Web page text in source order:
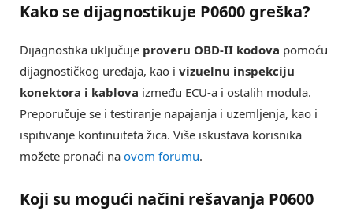
Kako se dijagnostikuje P0600 greška?
Dijagnostika uključuje proveru OBD-II kodova pomoću
dijagnostičkog uređaja, kao i vizuelnu inspekciju
konektora i kablova između ECU-a i ostalih modula.
Preporučuje se i testiranje napajanja i uzemljenja, kao i
ispitivanje kontinuiteta žica. Više iskustava korisnika
možete pronaći na ovom forumu.
Koji su mogući načini rešavanja P0600